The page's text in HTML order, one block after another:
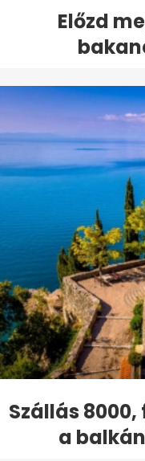
Előzd
Szállás
a